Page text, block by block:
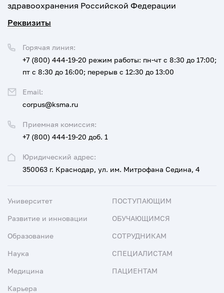
здравоохранения Российской Федерации
Реквизиты
Юридический адрес:
350063 г. Краснодар, ул. им. Митрофана Седина, 4
Приемная комиссия:
+7 (800) 444-19-20 доб. 1
Горячая линия:
+7 (800) 444-19-20 режим работы: пн-чт с 8:30 до 17:00;
пт с 8:30 до 16:00; перерыв с 12:30 до 13:00
Email:
corpus@ksma.ru
Университет
Развитие и инновации
Образование
Наука
Медицина
Карьера
ПОСТУПАЮЩИМ
ОБУЧАЮЩИМСЯ
СОТРУДНИКАМ
СПЕЦИАЛИСТАМ
ПАЦИЕНТАМ